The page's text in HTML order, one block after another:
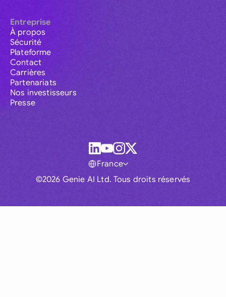
Entreprise
À propos
Sécurité
Plateforme
Contact
Carrières
Partenariats
Nos investisseurs
Presse
©2026 Genie AI Ltd. Tous droits réservés
France
Global